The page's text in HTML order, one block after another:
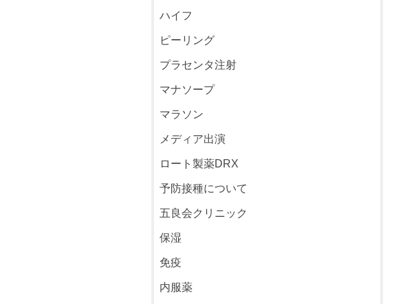
ハイフ
ピーリング
プラセンタ注射
マナソープ
マラソン
メディア出演
ロート製薬DRX
予防接種について
五良会クリニック
保湿
免疫
内服薬